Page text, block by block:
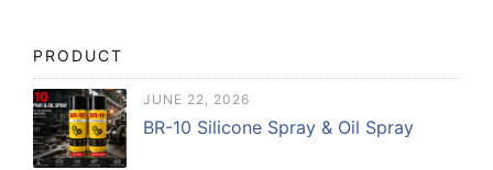
PRODUCT
JUNE 22, 2026
BR-10 Silicone Spray & Oil Spray